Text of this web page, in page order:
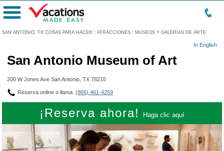
SAN ANTONIO, TX COSAS PARA HACER : ATRACCIONES : MUSEOS Y GALERÍAS DE ARTE
In English
Menú
San Antonio Museum of Art
200 W Jones Ave San Antonio, TX 78215
Reserva online o llama: (866) 461-4259
¡Reserva ahora! Haga clic aquí